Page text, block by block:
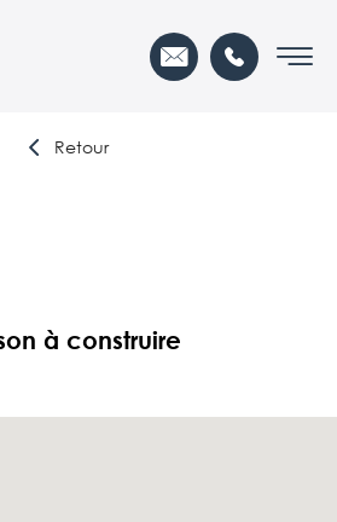
Retour
à construire